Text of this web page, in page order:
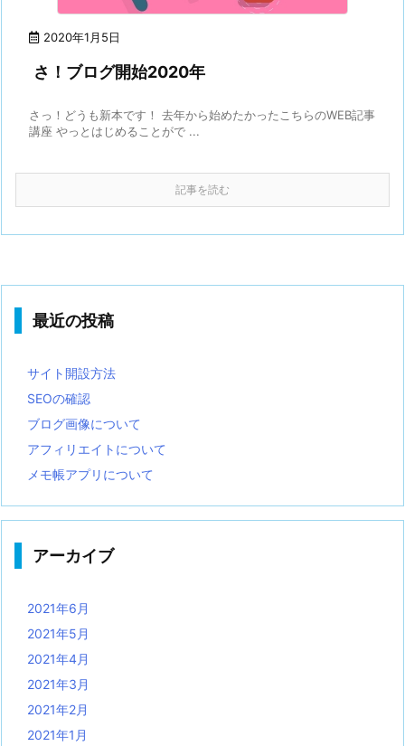
2020年1月5日
さ！ブログ開始2020年
さっ！どうも新本です！ 去年から始めたかったこちらのWEB記事
講座 やっとはじめることがで ...
記事を読む
最近の投稿
サイト開設方法
SEOの確認
ブログ画像について
アフィリエイトについて
メモ帳アプリについて
アーカイブ
2021年6月
2021年5月
2021年4月
2021年3月
2021年2月
2021年1月